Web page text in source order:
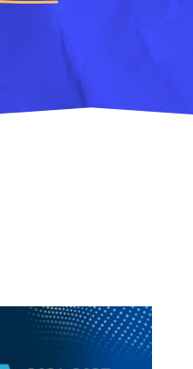
POLICY RECOMMENDATIONS
LITERATURE REVIEW